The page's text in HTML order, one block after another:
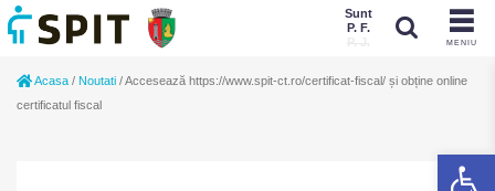
MENIU
Sunt
P. F.
P. J.
Acasa / Noutati /Accesează https://www.spit-ct.ro/certificat-fiscal/ și obține online
certificatul fiscal